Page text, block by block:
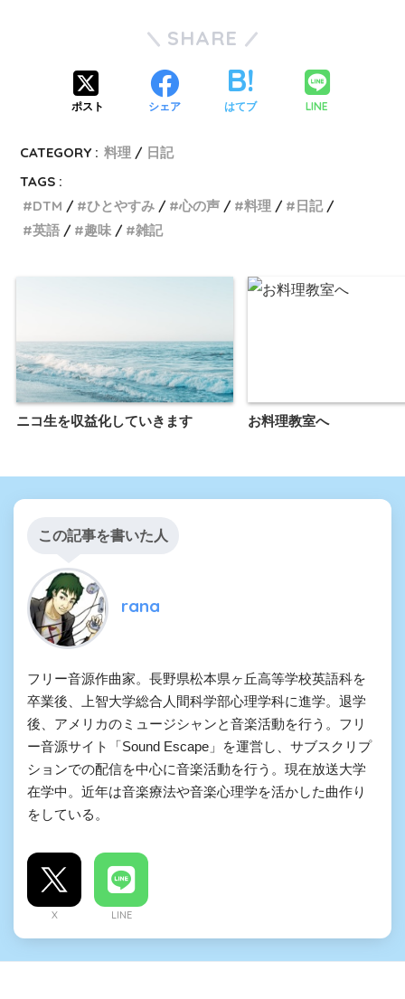
SHARE
ポスト シェア はてブ LINE
CATEGORY : 料理
日記
TAGS :
DTM
ひとやすみ 心の声 料理
日記
英語
趣味 雑記
ニコ生を収益化していきます お料理教室へ
この記事を書いた人
rana
フリー音源作曲家。長野県松本県ヶ丘高等学校英語科を
卒業後、上智大学総合人間科学部心理学科に進学。退学
後、アメリカのミュージシャンと音楽活動を行う。フリ
ー音源サイト「Sound Escape」を運営し、サブスクリプ
ションでの配信を中心に音楽活動を行う。現在放送大学
在学中。近年は音楽療法や音楽心理学を活かした曲作り
をしている。
X LINE